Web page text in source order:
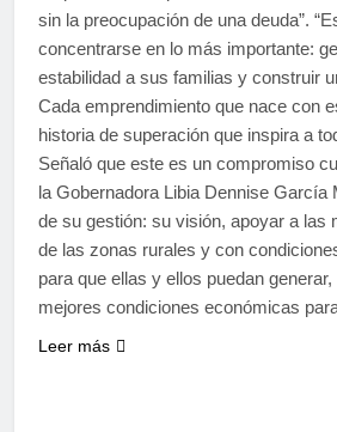
sin la preocupación de una deuda”.
concentrarse en lo más importante:
estabilidad a sus familias y construir
Cada emprendimiento que nace con
historia de superación que inspira a
Señaló que este es un compromiso
la Gobernadora Libia Dennise García
de su gestión: su visión, apoyar a las
de las zonas rurales y con
para que ellas y ellos puedan
mejores condiciones económicas
Leer más